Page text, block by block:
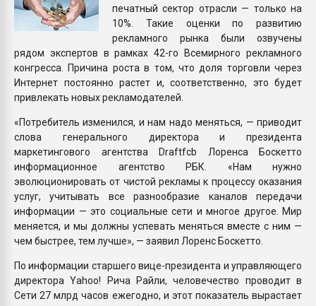
печатный сектор отрасли — только на
10%. Такие оценки по развитию
рекламного рынка были озвучены
рядом экспертов в рамках 42-го Всемирного рекламного
конгресса. Причина роста в том, что доля торговли через
Интернет постоянно растет и, соответственно, это будет
привлекать новых рекламодателей.
«Потребитель изменился, и нам надо меняться, — приводит
слова генерального директора и президента
маркетингового агентства Draftfcb Лоренса Боскетто
информационное агентство РБК. «Нам нужно
эволюционировать от чистой рекламы к процессу оказания
услуг, учитывать все разнообразие каналов передачи
информации — это социальные сети и многое другое. Мир
меняется, и мы должны успевать меняться вместе с ним —
чем быстрее, тем лучше», — заявил Лоренс Боскетто.
По информации старшего вице-президента и управляющего
директора Yahoo! Рича Райли, человечество проводит в
Сети 27 млрд часов ежегодно, и этот показатель вырастает